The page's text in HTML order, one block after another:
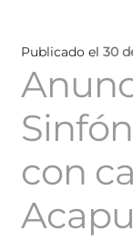
Publicado el 30
con